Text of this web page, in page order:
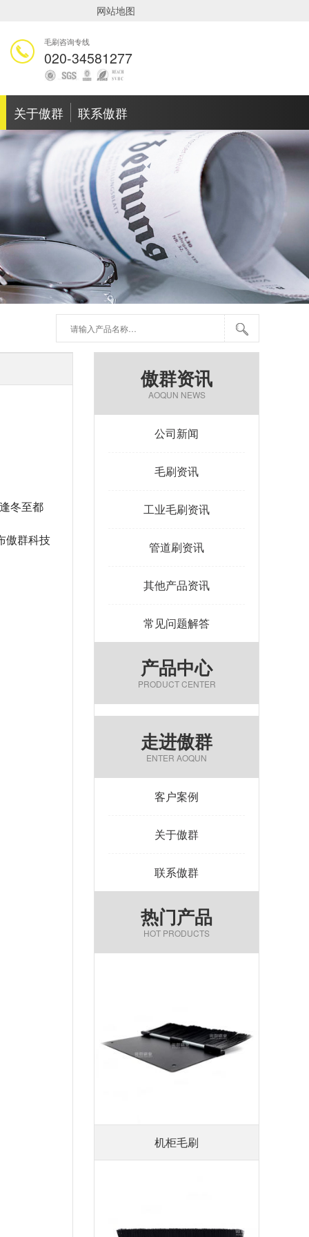
网站地图
毛刷咨询专线
020-34581277
关于傲群 联系傲群
冬至都
傲群科技
傲群资讯
AOQUN NEWS
公司新闻
毛刷资讯
工业毛刷资讯
管道刷资讯
其他产品资讯
常见问题解答
产品中心
PRODUCT CENTER
走进傲群
ENTER AOQUN
客户案例
关于傲群
联系傲群
热门产品
HOT PRODUCTS
机柜毛刷